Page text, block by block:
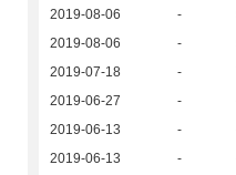
2019-08-06
-
2019-08-06
-
2019-07-18
-
2019-06-27
-
2019-06-13
-
2019-06-13
-